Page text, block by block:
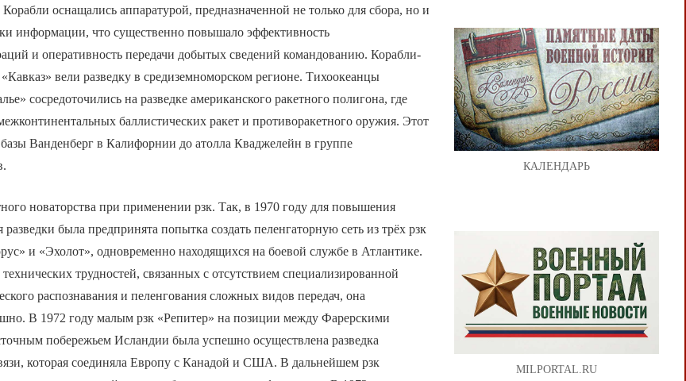
оснащались аппаратурой, предназначенной не только для сбора, но и
информации, что существенно повышало эффективность
и оперативность передачи добытых сведений командованию. Корабли-
вели разведку в средиземноморском регионе. Тихоокеанцы
сосредоточились на разведке американского ракетного полигона, где
баллистических ракет и противоракетного оружия. Этот
Ванденберг в Калифорнии до атолла Кваджелейн в группе
новаторства при применении рзк. Так, в 1970 году для повышения
была предпринята попытка создать пеленгаторную сеть из трёх рзк
и «Эхолот», одновременно находящихся на боевой службе в Атлантике.
трудностей, связанных с отсутствием специализированной
распознавания и пеленгования сложных видов передач, она
В 1972 году малым рзк «Репитер» на позиции между Фарерскими
побережьем Исландии была успешно осуществлена разведка
которая соединяла Европу с Канадой и США. В дальнейшем рзк
КАЛЕНДАРЬ
MILPORTAL.RU